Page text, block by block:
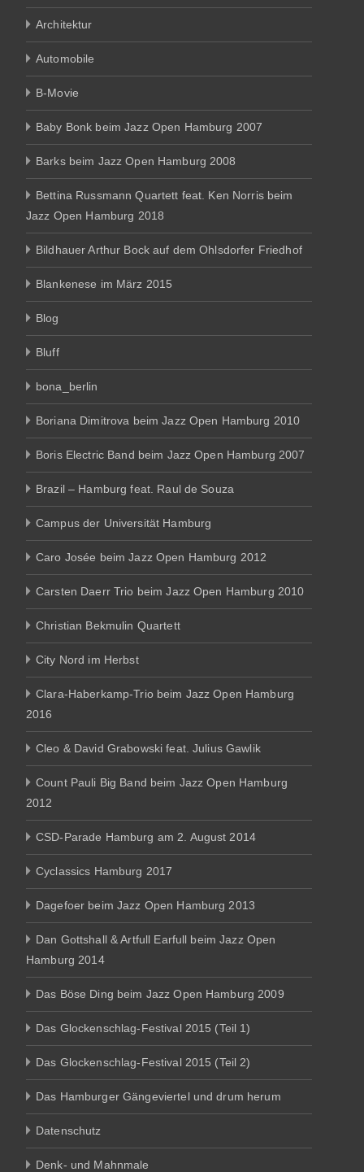
Architektur
Automobile
B-Movie
Baby Bonk beim Jazz Open Hamburg 2007
Barks beim Jazz Open Hamburg 2008
Bettina Russmann Quartett feat. Ken Norris beim
Jazz Open Hamburg 2018
Bildhauer Arthur Bock auf dem Ohlsdorfer Friedhof
Blankenese im März 2015
Blog
Bluff
bona_berlin
Boriana Dimitrova beim Jazz Open Hamburg 2010
Boris Electric Band beim Jazz Open Hamburg 2007
Brazil – Hamburg feat. Raul de Souza
Campus der Universität Hamburg
Caro Josée beim Jazz Open Hamburg 2012
Carsten Daerr Trio beim Jazz Open Hamburg 2010
Christian Bekmulin Quartett
City Nord im Herbst
Clara-Haberkamp-Trio beim Jazz Open Hamburg
2016
Cleo & David Grabowski feat. Julius Gawlik
Count Pauli Big Band beim Jazz Open Hamburg
2012
CSD-Parade Hamburg am 2. August 2014
Cyclassics Hamburg 2017
Dagefoer beim Jazz Open Hamburg 2013
Dan Gottshall & Artfull Earfull beim Jazz Open
Hamburg 2014
Das Böse Ding beim Jazz Open Hamburg 2009
Das Glockenschlag-Festival 2015 (Teil 1)
Das Glockenschlag-Festival 2015 (Teil 2)
Das Hamburger Gängeviertel und drum herum
Datenschutz
Denk- und Mahnmale